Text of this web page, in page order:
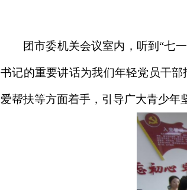
团市委机关会议室内，听到“七
书记的重要讲话为我们年轻党员干
爱帮扶等方面着手，引导广大青少年